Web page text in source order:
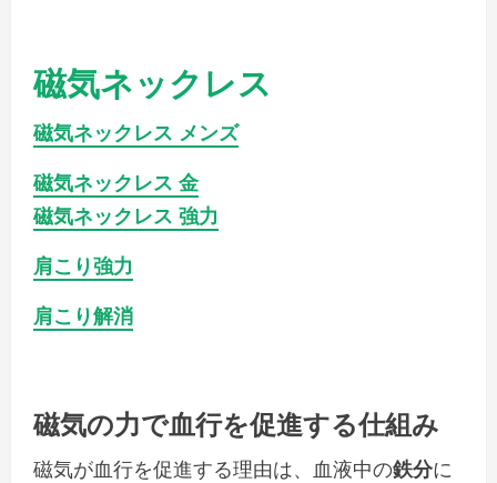
磁気ネックレス
磁気ネックレス メンズ
磁気ネックレス 金
磁気ネックレス 強力
肩こり強力
肩こり解消
磁気の力で血行を促進する仕組み
磁気が血行を促進する理由は、血液中の鉄分に